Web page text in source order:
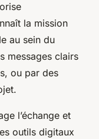
la mission
au sein du
messages clairs
ou par des
l’échange et
outils digitaux